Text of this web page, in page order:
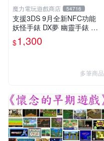
魔力電玩遊戲商店 54716
支援3DS 9月全新NFC功能
妖怪手錶 DX夢 幽靈手錶 專
用徽章 夢02 地獄 抓住夢想的
機會整盒20包【板橋魔力】
$1,300
多筆商品